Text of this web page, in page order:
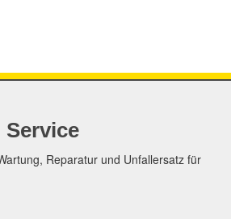
Service
Reparatur und Unfallersatz für